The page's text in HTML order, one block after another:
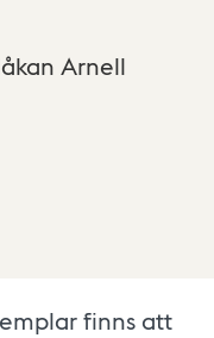
Arnell
finns att